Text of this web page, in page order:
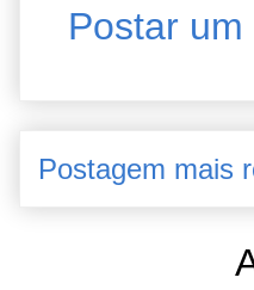
Postar
Postagem mais